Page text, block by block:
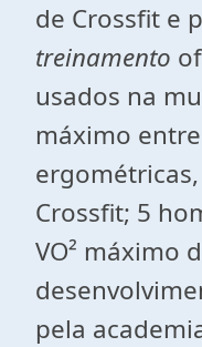
de Crossfit e
treinamento
usados na
máximo
Crossfit; 5
VO² máximo
pela